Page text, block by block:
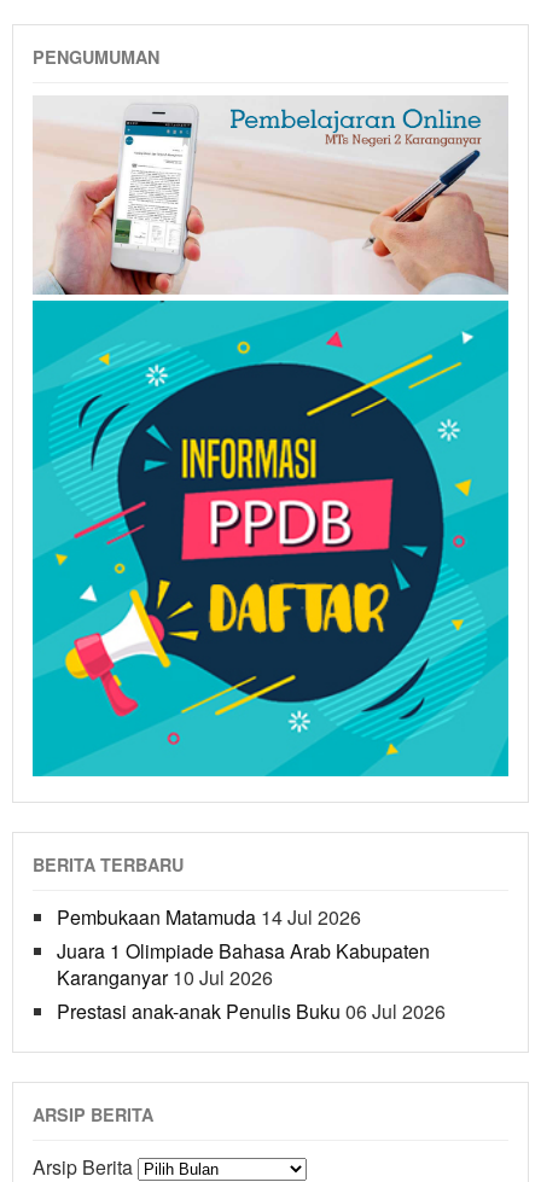
PENGUMUMAN
BERITA TERBARU
Pembukaan Matamuda 14 Jul 2026
Juara 1 Olimpiade Bahasa Arab Kabupaten
Karanganyar 10 Jul 2026
Prestasi anak-anak Penulis Buku 06 Jul 2026
ARSIP BERITA
Arsip Berita